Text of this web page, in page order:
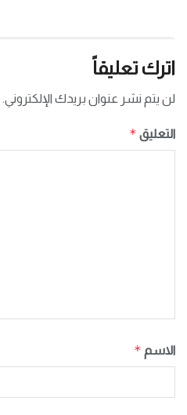
اترك تعليقاً
لن يتم نشر عنوان بريدك الإلكتروني.
التعليق *
الاسم *